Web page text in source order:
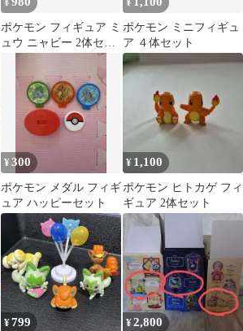
¥
ポケモン フィギュア ミ
ュウ ニャビー 2体セッ
¥
ポケモン ミニフィギュ
ア ４体セット
¥300
ポケモン メダル フィギ
ュア ハッピーセット
¥ 1,100
ポケモン ヒトカゲ フィ
ギュア 2体セット
¥799 ¥2,800